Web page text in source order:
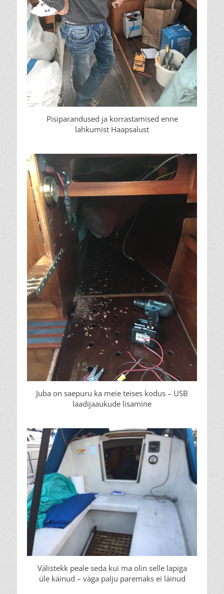
Pisiparandused ja korrastamised enne
lahkumist Haapsalust
Juba on saepuru ka meie teises kodus – USB
laadijaaukude lisamine
Välistekk peale seda kui ma olin selle lapiga
üle käinud – väga palju paremaks ei läinud